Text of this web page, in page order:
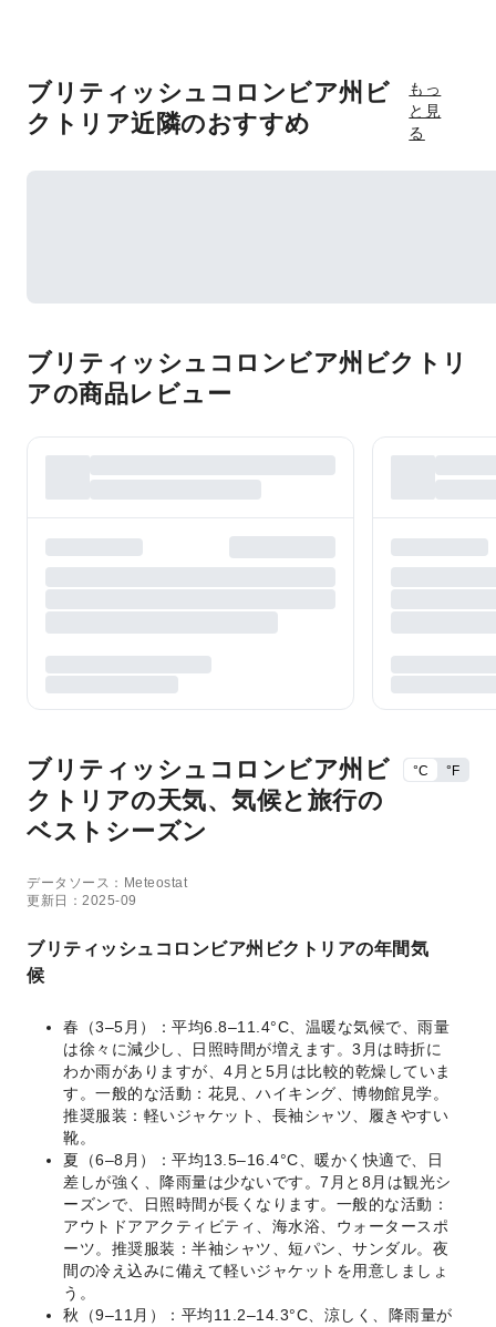
ブリティッシュコロンビア州ビ
クトリア近隣のおすすめ
もっ
と見
る
ブリティッシュコロンビア州ビクトリ
アの商品レビュー
ブリティッシュコロンビア州ビ
クトリアの天気、気候と旅行の
ベストシーズン
°C °F
データソース：Meteostat
更新日：2025-09
ブリティッシュコロンビア州ビクトリアの年間気
候
春（3–5月）：平均6.8–11.4°C、温暖な気候で、雨量
は徐々に減少し、日照時間が増えます。3月は時折に
わか雨がありますが、4月と5月は比較的乾燥していま
す。一般的な活動：花見、ハイキング、博物館見学。
推奨服装：軽いジャケット、長袖シャツ、履きやすい
靴。
夏（6–8月）：平均13.5–16.4°C、暖かく快適で、日
差しが強く、降雨量は少ないです。7月と8月は観光シ
ーズンで、日照時間が長くなります。一般的な活動：
アウトドアアクティビティ、海水浴、ウォータースポ
ーツ。推奨服装：半袖シャツ、短パン、サンダル。夜
間の冷え込みに備えて軽いジャケットを用意しましょ
う。
秋（9–11月）：平均11.2–14.3°C、涼しく、降雨量が